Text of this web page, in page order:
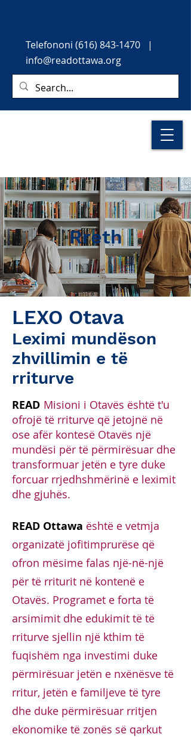
Telefononi (616) 843-1470 |
info@readottawa.org
Rreth
LEXO Otava
Leximi mundëson
zhvillimin e të
rriturve
READ Misioni i Otavës është t'u
ofrojë të rriturve që jetojnë në
ose afër kontesë Otavës një
mundësi për të përmirësuar dhe
transformuar jetën e tyre duke
forcuar rrjedhshmërinë e leximit
dhe gjuhës.
READ Ottawa është e vetmja
organizatë jofitimprurëse që
ofron mësime falas një-në-një
për të rriturit në kontenë e
Otavës. Programet e forta të
arsimimit dhe edukimit të të
rriturve sjellin një kthim të
fuqishëm nga investimi duke
përmirësuar jetën e nxënësve të
rritur, jetën e familjeve të tyre
dhe duke përmirësuar rritjen
ekonomike të zonës së qarkut